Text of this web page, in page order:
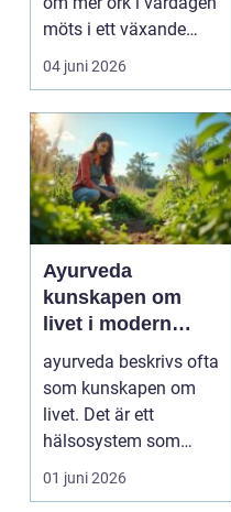
möts i ett växande
intresse för fotot...
04 juni 2026
Ayurveda
kunskapen om
livet i modern
vardag
ayurveda beskrivs ofta
som kunskapen om
livet. Det är ett
hälsosystem som
betonar balans, helhet
och...
01 juni 2026